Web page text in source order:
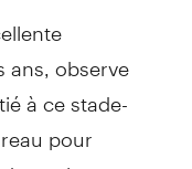
ans, observe
à ce stade-
pour